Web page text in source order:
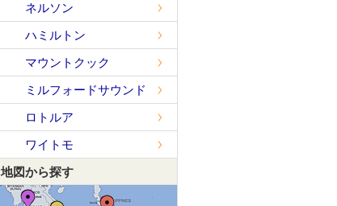
ネルソン
ハミルトン
マウントクック
ミルフォードサウンド
ロトルア
ワイトモ
地図から探す